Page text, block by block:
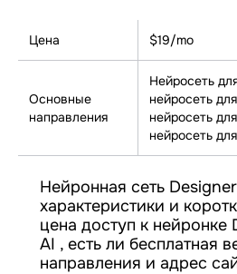
Цена $19/mo
Основные
направления
Нейросеть
нейросеть
нейросеть
нейросеть
Нейронная сеть
характеристики и
цена доступ к нейронке
AI , есть ли бесплатная
направления и адрес